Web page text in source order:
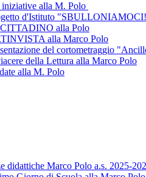
iniziative alla M. Polo
d'Istituto
alla Polo
alla Marco Polo
del cortometraggio
della Lettura alla Marco Polo
alla M. Polo
didattiche Marco Polo a.s. 2025-